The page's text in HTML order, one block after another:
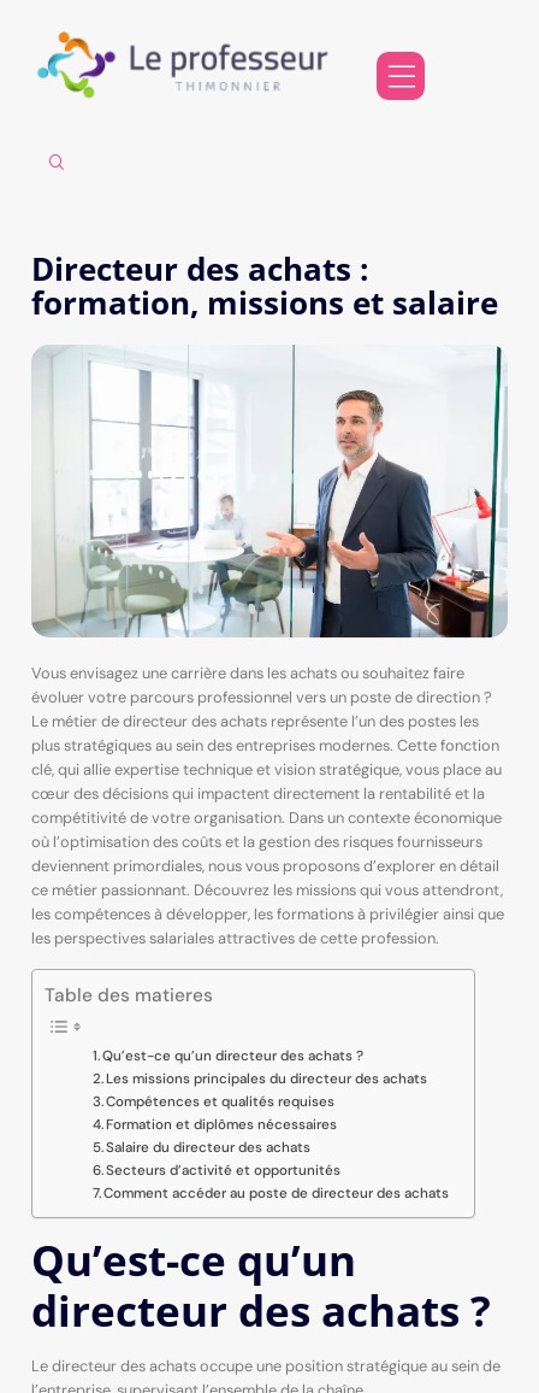
Directeur des achats :
formation, missions et salaire
Vous envisagez une carrière dans les achats ou souhaitez faire
évoluer votre parcours professionnel vers un poste de direction ?
Le métier de directeur des achats représente l’un des postes les
plus stratégiques au sein des entreprises modernes. Cette fonction
clé, qui allie expertise technique et vision stratégique, vous place au
cœur des décisions qui impactent directement la rentabilité et la
compétitivité de votre organisation. Dans un contexte économique
où l’optimisation des coûts et la gestion des risques fournisseurs
deviennent primordiales, nous vous proposons d’explorer en détail
ce métier passionnant. Découvrez les missions qui vous attendront,
les compétences à développer, les formations à privilégier ainsi que
les perspectives salariales attractives de cette profession.
Table des matieres
Qu’est-ce qu’un directeur des achats ?
Les missions principales du directeur des achats
Compétences et qualités requises
Formation et diplômes nécessaires
Salaire du directeur des achats
Secteurs d’activité et opportunités
Comment accéder au poste de directeur des achats
Qu’est-ce qu’un
directeur des achats ?
Le directeur des achats occupe une position stratégique au sein de